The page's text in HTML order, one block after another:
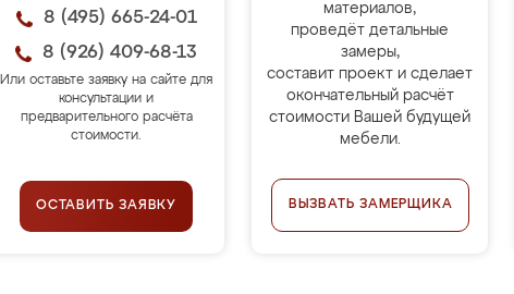
8 (495) 665-24-01
8 (926) 409-68-13
Или оставьте заявку на сайте для
консультации и
предварительного расчёта
стоимости.
ОСТАВИТЬ ЗАЯВКУ
материалов,
проведёт детальные
замеры,
составит проект и сделает
окончательный расчёт
стоимости Вашей будущей
мебели.
ВЫЗВАТЬ ЗАМЕРЩИКА